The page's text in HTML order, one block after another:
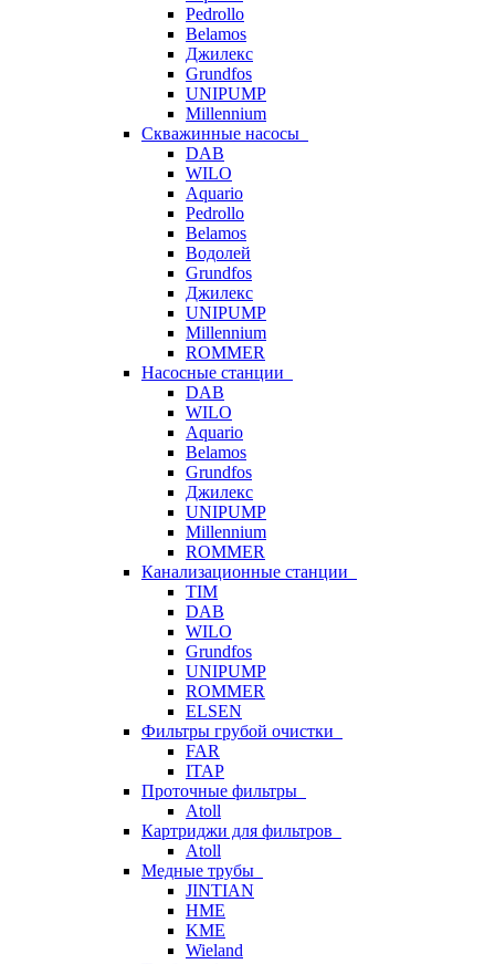
Pedrollo
Belamos
Джилекс
Grundfos
UNIPUMP
Millennium
Скважинные насосы
DAB
WILO
Aquario
Pedrollo
Belamos
Водолей
Grundfos
Джилекс
UNIPUMP
Millennium
ROMMER
Насосные станции
DAB
WILO
Aquario
Belamos
Grundfos
Джилекс
UNIPUMP
Millennium
ROMMER
Канализационные станции
TIM
DAB
WILO
Grundfos
UNIPUMP
ROMMER
ELSEN
Фильтры грубой очистки
FAR
ITAP
Проточные фильтры
Atoll
Картриджи для фильтров
Atoll
Медные трубы
JINTIAN
HME
KME
Wieland